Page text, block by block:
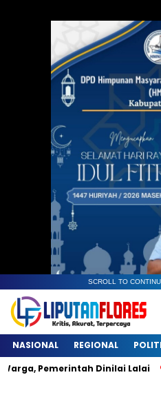
SCROLL TO
NASIONAL REGIONAL
Pemerintah Dinilai Lalai